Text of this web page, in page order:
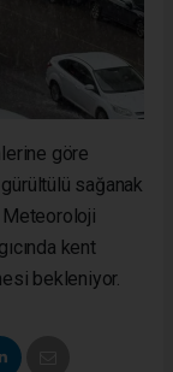
göre
sağanak
Meteoroloji
kent
bekleniyor.